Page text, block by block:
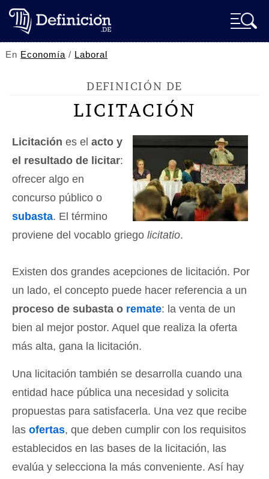
En Economía / Laboral
DEFINICIÓN DE
LICITACIÓN
Licitación es el acto y
el resultado de licitar:
ofrecer algo en
concurso público o
subasta. El término
proviene del vocablo griego licitatio.
Existen dos grandes acepciones de licitación. Por
un lado, el concepto puede hacer referencia a un
proceso de subasta o remate: la venta de un
bien al mejor postor. Aquel que realiza la oferta
más alta, gana la licitación.
Una licitación también se desarrolla cuando una
entidad hace pública una necesidad y solicita
propuestas para satisfacerla. Una vez que recibe
las ofertas, que deben cumplir con los requisitos
establecidos en las bases de la licitación, las
evalúa y selecciona la más conveniente. Así hay